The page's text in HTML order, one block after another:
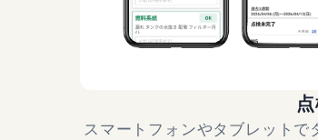
スマートフォンやタブレットで